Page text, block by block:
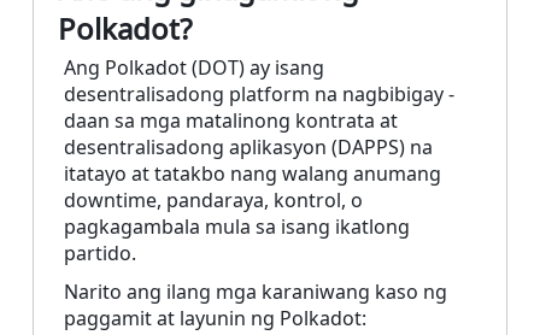
Polkadot?
Ang Polkadot (DOT) ay isang
desentralisadong platform na nagbibigay -
daan sa mga matalinong kontrata at
desentralisadong aplikasyon (DAPPS) na
itatayo at tatakbo nang walang anumang
downtime, pandaraya, kontrol, o
pagkagambala mula sa isang ikatlong
partido.
Narito ang ilang mga karaniwang kaso ng
paggamit at layunin ng Polkadot: